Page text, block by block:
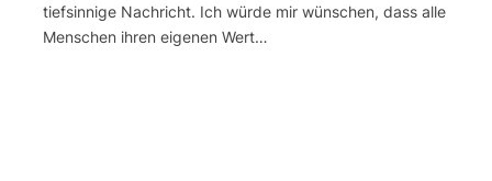
tiefsinnige Nachricht. Ich würde mir wünschen, dass alle
Menschen ihren eigenen Wert…